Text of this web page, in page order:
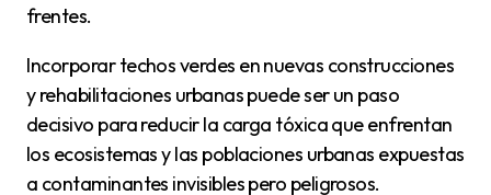
frentes.
Incorporar techos verdes en nuevas construcciones
y rehabilitaciones urbanas puede ser un paso
decisivo para reducir la carga tóxica que enfrentan
los ecosistemas y las poblaciones urbanas expuestas
a contaminantes invisibles pero peligrosos.